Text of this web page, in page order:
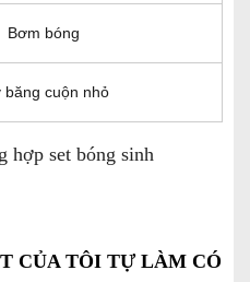
Bơm bóng
băng cuộn nhỏ
set bóng sinh
CỦA TÔI TỰ LÀM CÓ